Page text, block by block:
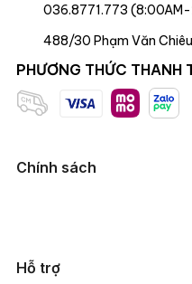
Chính sách
Hỗ trợ
036.8771.773
488/30 Phạm Văn
PHƯƠNG THỨC THANH